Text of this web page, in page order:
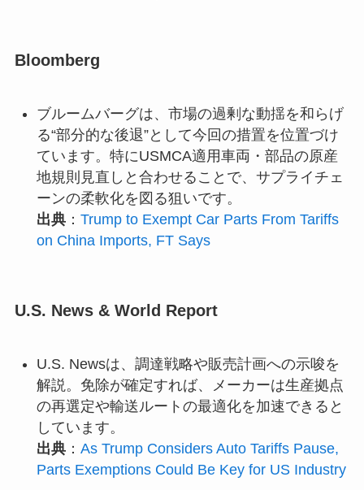
Bloomberg
ブルームバーグは、市場の過剰な動揺を和らげ
る“部分的な後退”として今回の措置を位置づけ
ています。特にUSMCA適用車両・部品の原産
地規則見直しと合わせることで、サプライチェ
ーンの柔軟化を図る狙いです。
出典： Trump to Exempt Car Parts From Tariffs
on China Imports, FT Says
U.S. News & World Report
U.S. Newsは、調達戦略や販売計画への示唆を
解説。免除が確定すれば、メーカーは生産拠点
の再選定や輸送ルートの最適化を加速できると
しています。
出典： As Trump Considers Auto Tariffs Pause,
Parts Exemptions Could Be Key for US Industry